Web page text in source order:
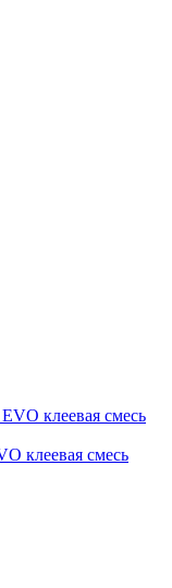
клеевая смесь